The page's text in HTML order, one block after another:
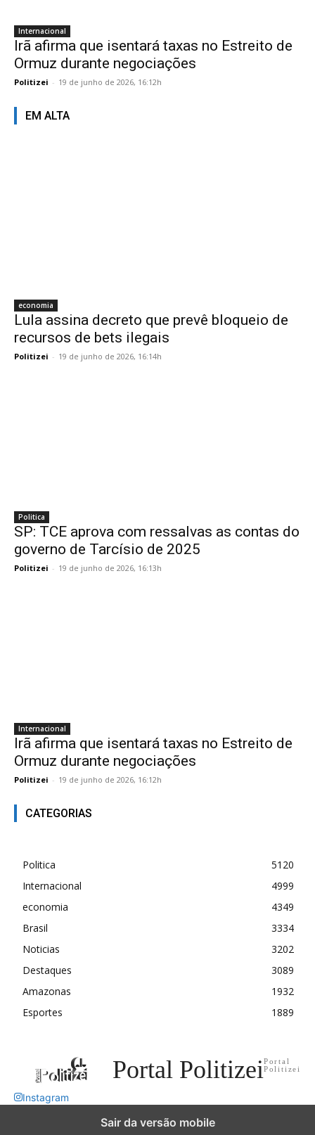
Internacional
Irã afirma que isentará taxas no Estreito de
Ormuz durante negociações
Politizei - 19 de junho de 2026, 16:12h
EM ALTA
economia
Lula assina decreto que prevê bloqueio de
recursos de bets ilegais
Politizei - 19 de junho de 2026, 16:14h
Politica
SP: TCE aprova com ressalvas as contas do
governo de Tarcísio de 2025
Politizei - 19 de junho de 2026, 16:13h
Internacional
Irã afirma que isentará taxas no Estreito de
Ormuz durante negociações
Politizei - 19 de junho de 2026, 16:12h
CATEGORIAS
Politica
5120
Internacional
4999
economia
4349
Brasil
3334
Noticias
3202
Destaques
3089
Amazonas
1932
Esportes
1889
Portal PolitizeiPortal
Politizei
Instagram
Sair da versão mobile